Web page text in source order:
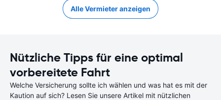
Alle Vermieter anzeigen
Nützliche Tipps für eine optimal
vorbereitete Fahrt
Welche Versicherung sollte ich wählen und was hat es mit der
Kaution auf sich? Lesen Sie unsere Artikel mit nützlichen